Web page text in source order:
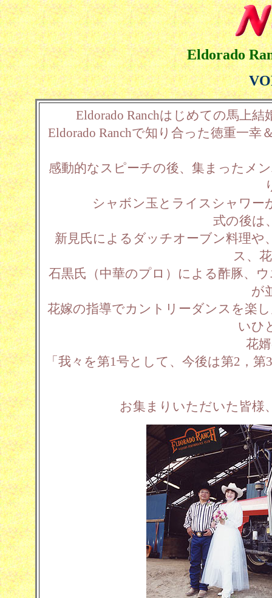
Eldorado
Eldorado Ranchはじめての馬上
Eldorado Ranchで知り合った徳重一
感動的なスピーチの後、集まったメ
シャボン玉とライスシャワー
式の後は
新見氏によるダッチオーブン料理
ス、
石黒氏（中華のプロ）による酢豚、
が
花嫁の指導でカントリーダンスを楽
いひ
花
「我々を第1号として、今後は第2，
お集まりいただいた皆様